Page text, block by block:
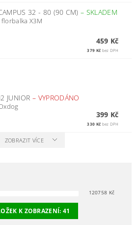
32 - 80 (90 CM)– SKLADEM
X3M
459 Kč
379 Kč bez DPH
JUNIOR– VYPRODÁNO
399 Kč
330 Kč bez DPH
ZOBRAZIT VÍCE
120758 Kč
K ZOBRAZENÍ:41